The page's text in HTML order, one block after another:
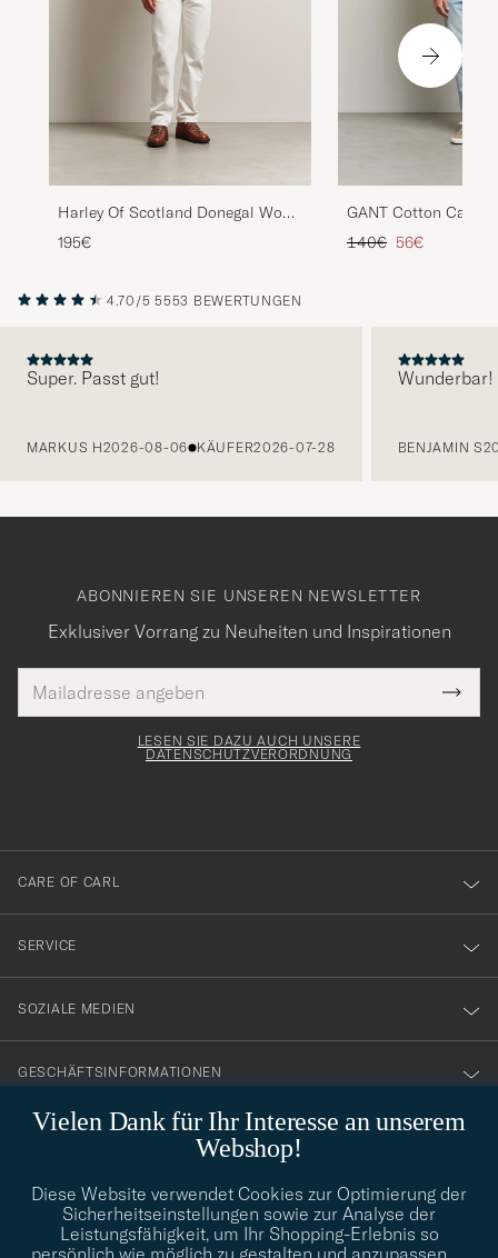
Harley Of Scotland Donegal Wool
Crewneck Brown
195€
GANT Cotton Cable
Cream
Regulärer Preis
140€ Reduzierter
56€
4.70/5 5553 BEWERTUNGEN
Super. Passt gut!
MARKUS H2026-08-06 KÄUFER2026-07-28
Wunderbar!
BENJAMIN S
Vielen Dank für Ihr Interesse an unserem
Webshop!
Diese Website verwendet Cookies zur Optimierung der
Sicherheitseinstellungen sowie zur Analyse der
Leistungsfähigkeit, um Ihr Shopping-Erlebnis so
persönlich wie möglich zu gestalten und anzupassen.
ABONNIEREN SIE UNSEREN NEWSLETTER
Exklusiver Vorrang zu Neuheiten und Inspirationen
Mail
Adresse
Tack
för
dig
till
vårt
nyhetsbrev!
LESEN SIE DAZU AUCH UNSERE
DATENSCHUTZVERORDNUNG
CARE OF CARL
SERVICE
SOZIALE MEDIEN
GESCHÄFTSINFORMATIONEN
Benötigen Sie Hilfe bei der Suche nach Ihrem persönlichen Stil?
Wenden Sie sich an uns, wir helfen Ihnen gerne weiter!